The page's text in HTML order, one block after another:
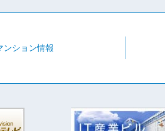
ンション情報